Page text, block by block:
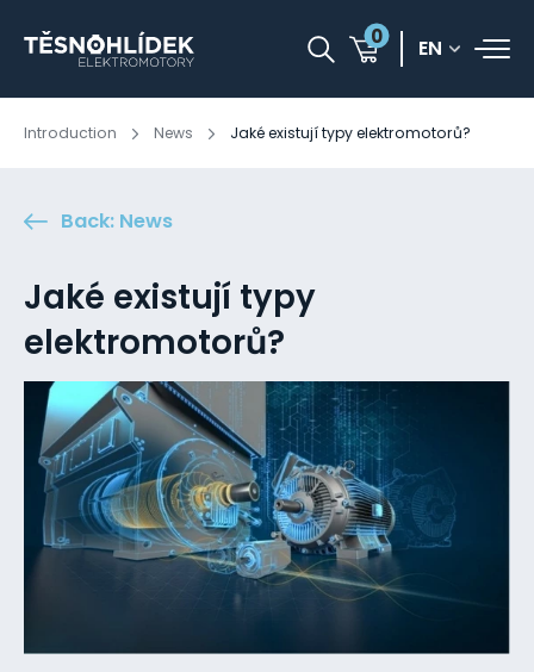
0 EN
Introduction News Jaké existují typy elektromotorů?
Back: News
Jaké existují typy
elektromotorů?